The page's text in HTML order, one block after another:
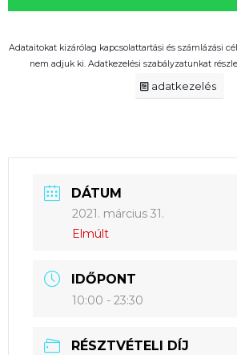
Adataitokat kizárólag kapcsolattartási és számlázási
nem adjuk ki. Adatkezelési szabályzatunkat
adatkezelés
DÁTUM
2021. március 31.
Elmúlt
IDŐPONT
10:00 - 23:30
RÉSZTVÉTELI DÍJ